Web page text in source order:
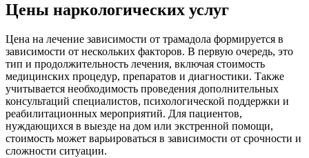
Цены наркологических услуг
Цена на лечение зависимости от трамадола формируется в
зависимости от нескольких факторов. В первую очередь, это
тип и продолжительность лечения, включая стоимость
медицинских процедур, препаратов и диагностики. Также
учитывается необходимость проведения дополнительных
консультаций специалистов, психологической поддержки и
реабилитационных мероприятий. Для пациентов,
нуждающихся в выезде на дом или экстренной помощи,
стоимость может варьироваться в зависимости от срочности и
сложности ситуации.